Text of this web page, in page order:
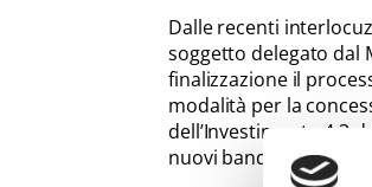
Dalle recenti
soggetto delegato dal
finalizzazione il
modalità per la
dell’Investimento 4.3
nuovi bandi nel corso